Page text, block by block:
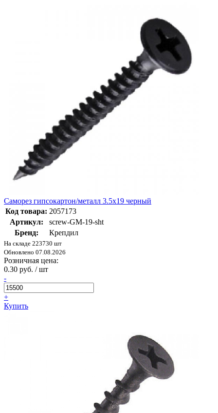
Саморез гипсокартон/металл 3.5х19 черный
Код товара: 2057173
Артикул:
screw-GM-19-sht
Бренд:
Крепдил
На складе 223730 шт
Обновлено 07.08.2026
Розничная цена:
0.30 руб. / шт
-
+
Купить